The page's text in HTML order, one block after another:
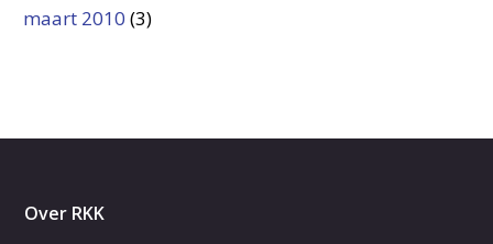
maart 2010 (3)
Over RKK